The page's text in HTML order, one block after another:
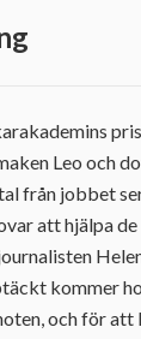
Leo och
från jobbet
att hjälpa
kommer
och för att